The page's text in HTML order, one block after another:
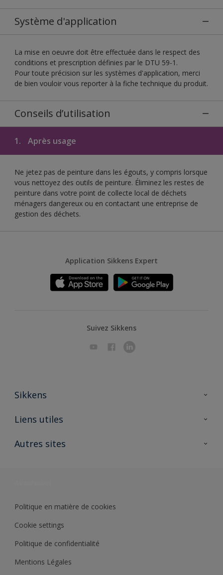
Système d'application
La mise en oeuvre doit être effectuée dans le respect des
conditions et prescription définies par le DTU 59-1.
Pour toute précision sur les systèmes d'application, merci
de bien vouloir vous reporter à la fiche technique du produit.
Conseils d’utilisation
1. Après usage
Ne jetez pas de peinture dans les égouts, y compris lorsque
vous nettoyez des outils de peinture. Éliminez les restes de
peinture dans votre point de collecte local de déchets
ménagers dangereux ou en contactant une entreprise de
gestion des déchets.
Application Sikkens Expert
Suivez Sikkens
Sikkens
A propos de Sikkens
Liens utiles
Ouvrir un magasin PASS
Autres sites
Politique en matière de cookies
Cookie settings
Politique de confidentialité
Mentions Légales